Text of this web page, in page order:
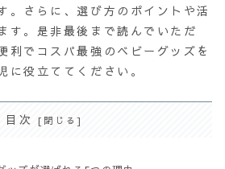
。さらに、選び方のポイントや活
す。是非最後まで読んでいただ
利でコスパ最強のベビーグッズを
に役立ててください。
目次